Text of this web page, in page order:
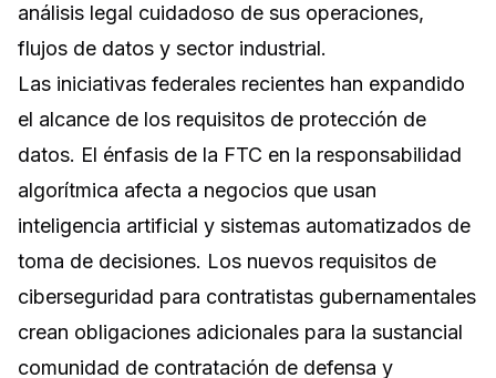
análisis legal cuidadoso de sus operaciones,
flujos de datos y sector industrial.
Las iniciativas federales recientes han expandido
el alcance de los requisitos de protección de
datos. El énfasis de la FTC en la responsabilidad
algorítmica afecta a negocios que usan
inteligencia artificial y sistemas automatizados de
toma de decisiones. Los nuevos requisitos de
ciberseguridad para contratistas gubernamentales
crean obligaciones adicionales para la sustancial
comunidad de contratación de defensa y